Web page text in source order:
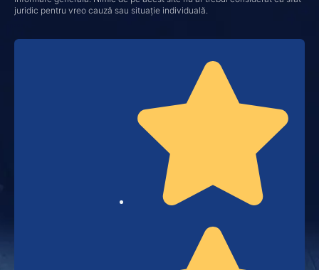
juridic pentru vreo cauză sau situație individuală.